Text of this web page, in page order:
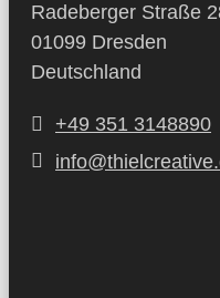
Radeberger Straße
01099 Dresden
Deutschland
+49 351 3148890